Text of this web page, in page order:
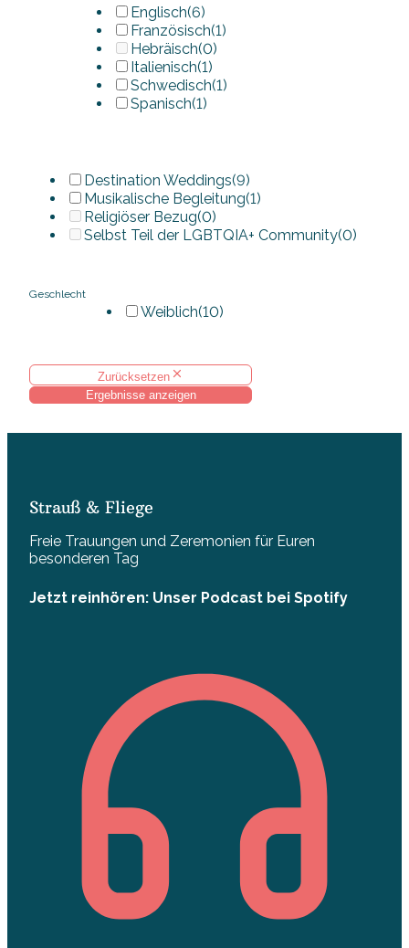
Englisch(6)
Französisch(1)
Hebräisch(0)
Italienisch(1)
Schwedisch(1)
Spanisch(1)
Destination Weddings(9)
Musikalische Begleitung(1)
Religiöser Bezug(0)
Selbst Teil der LGBTQIA+ Community(0)
Geschlecht
Weiblich(10)
Zurücksetzen
Ergebnisse anzeigen
Strauß & Fliege
Freie Trauungen und Zeremonien für Euren
besonderen Tag
Jetzt reinhören: Unser Podcast bei Spotify